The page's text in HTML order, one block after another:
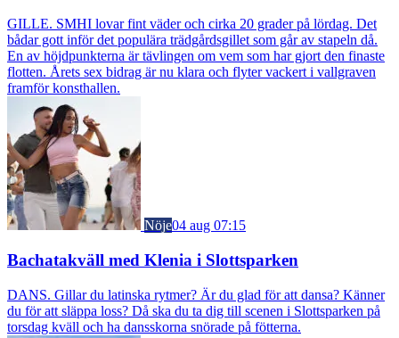
GILLE. SMHI lovar fint väder och cirka 20 grader på lördag. Det
bådar gott inför det populära trädgårdsgillet som går av stapeln då.
En av höjdpunkterna är tävlingen om vem som har gjort den finaste
flotten. Årets sex bidrag är nu klara och flyter vackert i vallgraven
framför konsthallen.
Nöje04 aug 07:15
Bachatakväll med Klenia i Slottsparken
DANS. Gillar du latinska rytmer? Är du glad för att dansa? Känner
du för att släppa loss? Då ska du ta dig till scenen i Slottsparken på
torsdag kväll och ha dansskorna snörade på fötterna.